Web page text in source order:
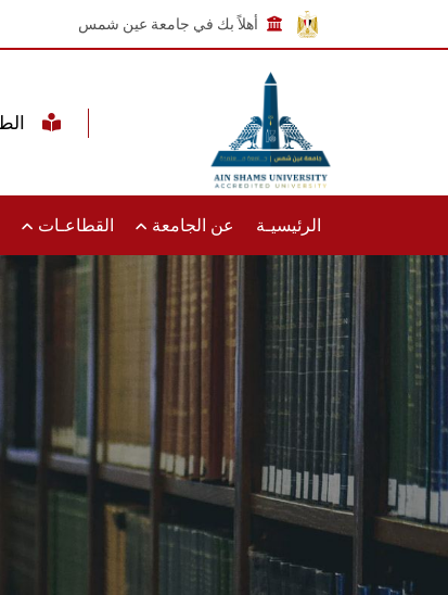
أهلاً بك في جامعة عين شمس
الرئيسيـة عن الجامعة القطاعـات